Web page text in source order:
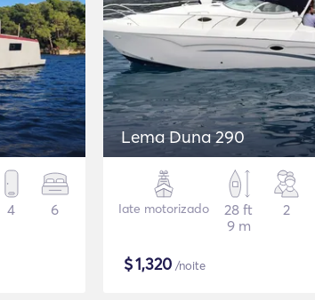
4 6
Lema Duna 290
Iate motorizado
28 ft
9 m
2
$1,320 /noite